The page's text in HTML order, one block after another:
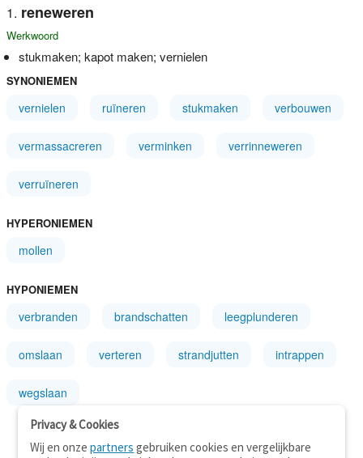
reneweren
Werkwoord
stukmaken; kapot maken; vernielen
SYNONIEMEN
vernielen ruïneren stukmaken verbouwen
vermassacreren verminken verrinneweren
verruïneren
HYPERONIEMEN
mollen
HYPONIEMEN
verbranden brandschatten leegplunderen
omslaan verteren strandjutten intrappen
wegslaan
Privacy & Cookies
Wij en onzepartners gebruiken cookies en vergelijkbare